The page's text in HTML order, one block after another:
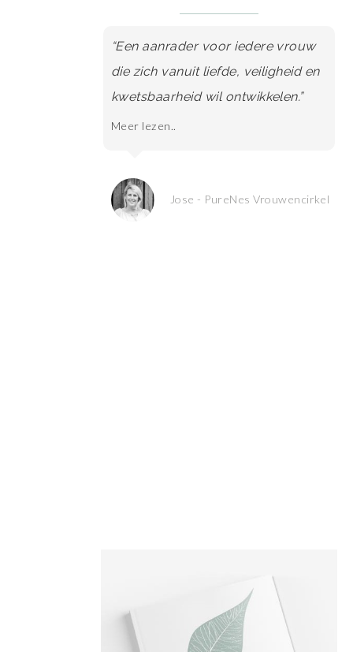
“Een aanrader voor iedere vrouw
die zich vanuit liefde, veiligheid en
kwetsbaarheid wil ontwikkelen.”
Meer lezen..
Jose - PureNes Vrouwencirkel